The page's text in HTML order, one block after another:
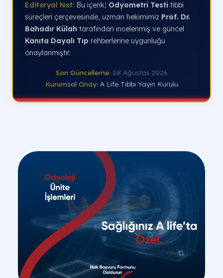
Editoryal Not: Bu içerik; Odyometri Testi tıbbi
süreçleri çerçevesinde, uzman hekimimiz Prof. Dr.
Bahadır Külah tarafından incelenmiş ve güncel
Kanıta Dayalı Tıp rehberlerine uygunluğu
onaylanmıştır.
Son Güncelleme: 08 Ağustos 2026
Kurumsal Onay: A Life Tıbbi Yayın Kurulu